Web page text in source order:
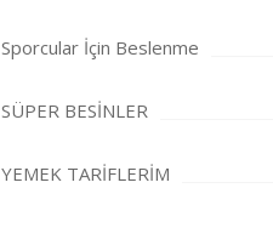
Sporcular İçin Beslenme
SÜPER BESİNLER
YEMEK TARİFLERİM